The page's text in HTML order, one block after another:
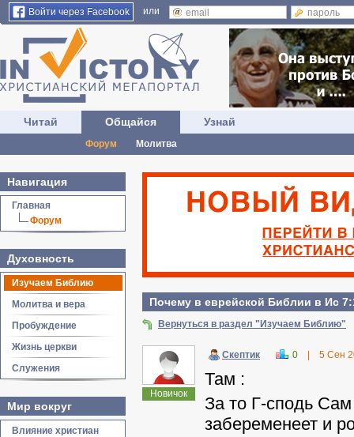
Войти через Facebook или
Читай Общайся
Форум Молитва
Узнай
Навигация
Главная
Форум
Духовность
Изучаем Библию
Молитва и вера
Пробуждение
Жизнь церкви
Служения
Мир вокруг
Влияние христиан
Почему в еврейской Библии в Ис
Вернуться в раздел "Изучаем Библию"
Новичок
Скептик 0 5 Сен
Там :
За то Г-сподь
забеременеет и